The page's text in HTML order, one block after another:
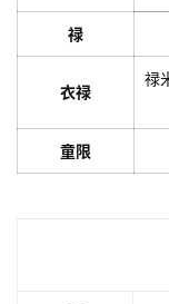
禄
衣禄
禄
童限